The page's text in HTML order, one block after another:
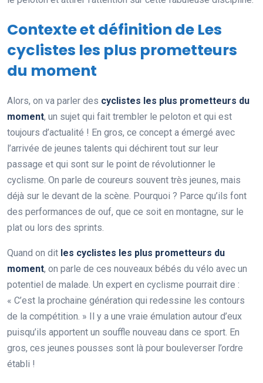
Contexte et définition de Les
cyclistes les plus prometteurs
du moment
Alors, on va parler des cyclistes les plus prometteurs du
moment, un sujet qui fait trembler le peloton et qui est
toujours d’actualité ! En gros, ce concept a émergé avec
l’arrivée de jeunes talents qui déchirent tout sur leur
passage et qui sont sur le point de révolutionner le
cyclisme. On parle de coureurs souvent très jeunes, mais
déjà sur le devant de la scène. Pourquoi ? Parce qu’ils font
des performances de ouf, que ce soit en montagne, sur le
plat ou lors des sprints.
Quand on dit les cyclistes les plus prometteurs du
moment, on parle de ces nouveaux bébés du vélo avec un
potentiel de malade. Un expert en cyclisme pourrait dire :
« C’est la prochaine génération qui redessine les contours
de la compétition. » Il y a une vraie émulation autour d’eux
puisqu’ils apportent un souffle nouveau dans ce sport. En
gros, ces jeunes pousses sont là pour bouleverser l’ordre
établi !